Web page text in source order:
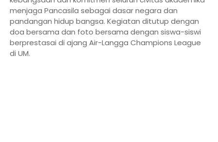
menjaga Pancasila sebagai dasar negara dan
pandangan hidup bangsa. Kegiatan ditutup dengan
doa bersama dan foto bersama dengan siswa-siswi
berprestasai di ajang Air-Langga Champions League
di UM.